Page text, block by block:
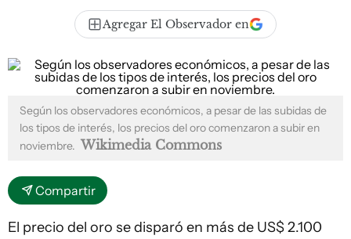
Agregar El Observador en
Según los observadores económicos, a pesar de las subidas de
los tipos de interés, los precios del oro comenzaron a subir en
noviembre. Wikimedia Commons
Compartir
El precio del oro se disparó en más de US$ 2.100